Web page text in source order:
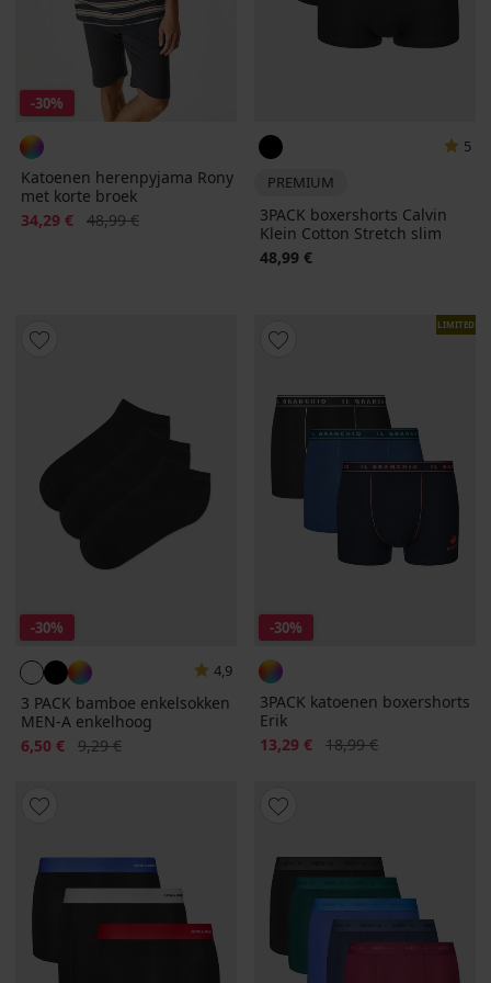
-30%
Katoenen herenpyjama Rony
met korte broek
Korting
34,29 € Oorspronkelijke prijs
48,99 €
5
PREMIUM
3PACK boxershorts Calvin
Klein Cotton Stretch slim
48,99 €
-30%
4,9
3 PACK bamboe enkelsokken
MEN-A enkelhoog
Korting
6,50 € Oorspronkelijke prijs
9,29 €
LIMITED
-30%
3PACK katoenen boxershorts
Erik
Korting
13,29 € Oorspronkelijke prijs
18,99 €